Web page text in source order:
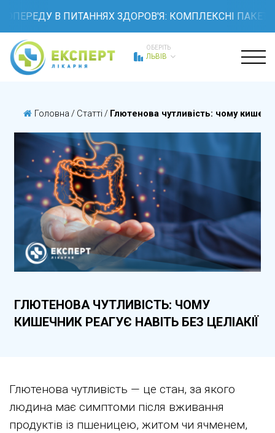
В ПИТАННЯХ ЗДОРОВ'Я: КОМПЛЕКСНІ ПАКЕТИ
ОБЕРІТЬ
ЛЬВІВ
Головна / Статті / Глютенова чутливість: чому
ГЛЮТЕНОВА ЧУТЛИВІСТЬ: ЧОМУ
КИШЕЧНИК РЕАГУЄ НАВІТЬ БЕЗ ЦЕЛІАКІЇ
Глютенова чутливість — це стан, за якого
людина має симптоми після вживання
продуктів із пшеницею, житом чи ячменем,